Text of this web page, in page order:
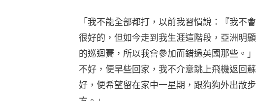
「我不能全部都打，以前我習慣說：『我不
很好的，但如今走到我生涯這階段，亞洲明
的巡迴賽，所以我會參加而錯過英國那些。
不好，便早些回家，我不介意跳上飛機返回
好，便希望留在家中一星期，跟狗狗外出散